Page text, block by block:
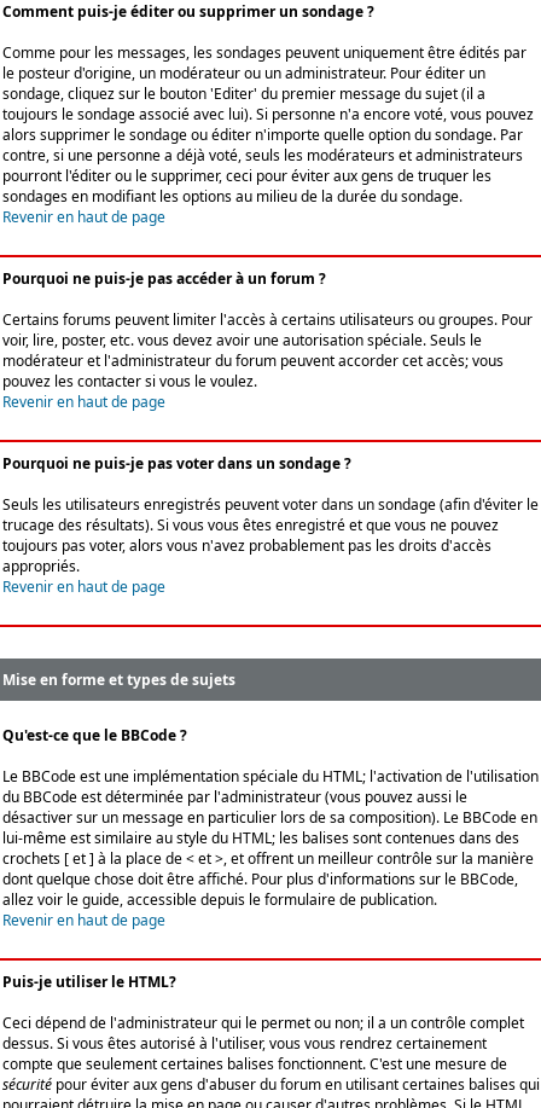
Comment puis-je éditer ou supprimer un sondage ?
Comme pour les messages, les sondages peuvent uniquement être édités par
le posteur d'origine, un modérateur ou un administrateur. Pour éditer un
sondage, cliquez sur le bouton 'Editer' du premier message du sujet (il a
toujours le sondage associé avec lui). Si personne n'a encore voté, vous pouvez
alors supprimer le sondage ou éditer n'importe quelle option du sondage. Par
contre, si une personne a déjà voté, seuls les modérateurs et administrateurs
pourront l'éditer ou le supprimer, ceci pour éviter aux gens de truquer les
sondages en modifiant les options au milieu de la durée du sondage.
Revenir en haut de page
Pourquoi ne puis-je pas accéder à un forum ?
Certains forums peuvent limiter l'accès à certains utilisateurs ou groupes. Pour
voir, lire, poster, etc. vous devez avoir une autorisation spéciale. Seuls le
modérateur et l'administrateur du forum peuvent accorder cet accès; vous
pouvez les contacter si vous le voulez.
Revenir en haut de page
Pourquoi ne puis-je pas voter dans un sondage ?
Seuls les utilisateurs enregistrés peuvent voter dans un sondage (afin d'éviter le
trucage des résultats). Si vous vous êtes enregistré et que vous ne pouvez
toujours pas voter, alors vous n'avez probablement pas les droits d'accès
appropriés.
Revenir en haut de page
Mise en forme et types de sujets
Qu'est-ce que le BBCode ?
Le BBCode est une implémentation spéciale du HTML; l'activation de l'utilisation
du BBCode est déterminée par l'administrateur (vous pouvez aussi le
désactiver sur un message en particulier lors de sa composition). Le BBCode en
lui-même est similaire au style du HTML; les balises sont contenues dans des
crochets [ et ] à la place de < et >, et offrent un meilleur contrôle sur la manière
dont quelque chose doit être affiché. Pour plus d'informations sur le BBCode,
allez voir le guide, accessible depuis le formulaire de publication.
Revenir en haut de page
Puis-je utiliser le HTML?
Ceci dépend de l'administrateur qui le permet ou non; il a un contrôle complet
dessus. Si vous êtes autorisé à l'utiliser, vous vous rendrez certainement
compte que seulement certaines balises fonctionnent. C'est une mesure de
sécurité pour éviter aux gens d'abuser du forum en utilisant certaines balises qui